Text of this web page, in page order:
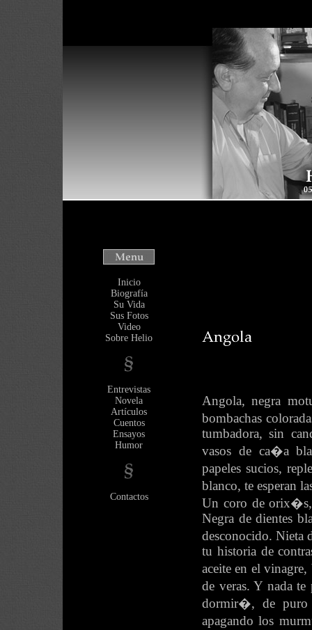
Inicio
Biografía
Su Vida
Sus Fotos
Video
Sobre Helio
Entrevistas
Novela
Artículos
Cuentos
Ensayos
Humor
Contactos
Angola, negra
bombachas
tumbadora, sin
vasos de ca�a
papeles sucios,
blanco, te esperan
Un coro de orix�s,
Negra de dientes
desconocido. Nieta
tu historia de
aceite en el
de veras. Y nada
dormir�, de puro
apagando los